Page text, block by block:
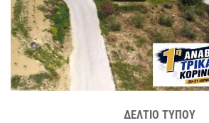
ΔΕΛΤΙΟ ΤΥΠΟΥ